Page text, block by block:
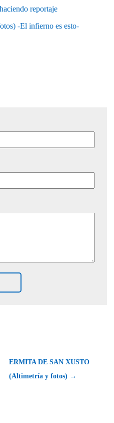
reportaje
-El infierno es esto-
ERMITA DE SAN XUSTO
(Altimetría y fotos) →